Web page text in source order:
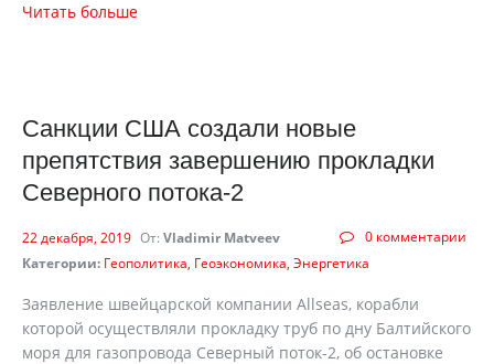
Читать больше
Санкции США создали новые
препятствия завершению прокладки
Северного потока-2
0 комментарии
22 декабря, 2019 От: Vladimir Matveev
Категории: Геополитика Геоэкономика Энергетика
Заявление швейцарской компании Allseas, корабли
которой осуществляли прокладку труб по дну Балтийского
моря для газопровода Северный поток-2, об остановке